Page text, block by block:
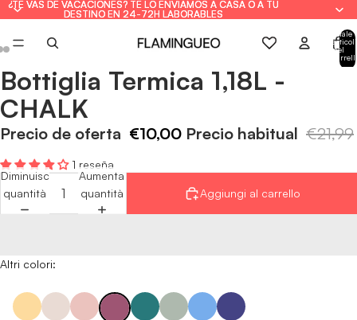
¿TE VAS DE VACACIONES? TE LO ENVIAMOS A CASA O A TU
DESTINO EN 24-72H LABORABLES
¿TE VAS DE VACACIONES? TE LO ENVIAMOS A CASA O A TU
DESTINO EN 24-72H LABORABLES
Totale
articoli
nel
Apri
immagine
a
schermo
Apri
immagine
a
schermo
Apri
immagine
a
schermo
Bottiglia Termica 1,18L -
CHALK
Precio de oferta €10,00 Precio habitual €21,99
1 reseña
Diminuisci
quantità
Aumenta
quantità
Aggiungi al carrello
Altri colori: